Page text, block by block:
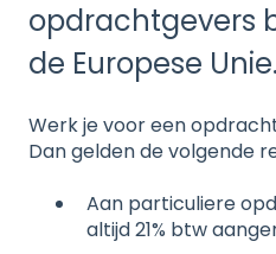
opdrachtgevers
de Europese Unie.
Werk je voor een
Dan gelden de volgende
Aan particuliere
altijd 21% btw